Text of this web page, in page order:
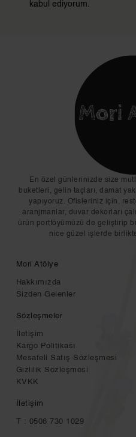
kabul ediyorum.
En özel günlerinizde size
buketleri, gelin taçları, damat
yapıyoruz. Ofisleriniz için,
aranjmanlar, duvar dekorları
ürün portföyümüzü de geliştirip
nice güzel işlerde
Mori Atölye
Hakkımızda
Sizden Gelenler
Sözleşmeler
İletişim
Kargo Politikası
Mesafeli Satış Sözleşmesi
Gizlilik Sözleşmesi
KVKK
İletişim
T : 0506 730 1029